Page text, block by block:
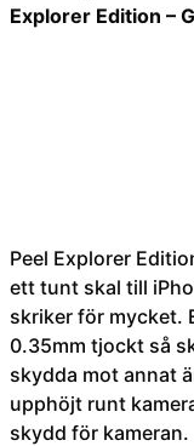
Explorer Edition –
Peel Explorer
ett tunt skal till
skriker för mycket.
0.35mm tjockt så
skydda mot annat
upphöjt runt
skydd för kameran.